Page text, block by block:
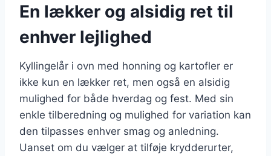
En lækker og alsidig ret til
enhver lejlighed
Kyllingelår i ovn med honning og kartofler er
ikke kun en lækker ret, men også en alsidig
mulighed for både hverdag og fest. Med sin
enkle tilberedning og mulighed for variation kan
den tilpasses enhver smag og anledning.
Uanset om du vælger at tilføje krydderurter,